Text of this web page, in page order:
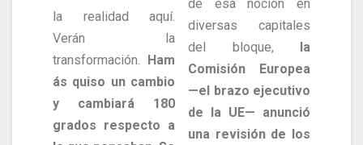
la realidad aquí.
Verán la
transformación. Ham
ás quiso un cambio
y cambiará 180
grados respecto a
de esa noción en
diversas capitales
del bloque,
la
Comisión Europea
—el brazo ejecutivo
de la UE— anunció
una revisión de los